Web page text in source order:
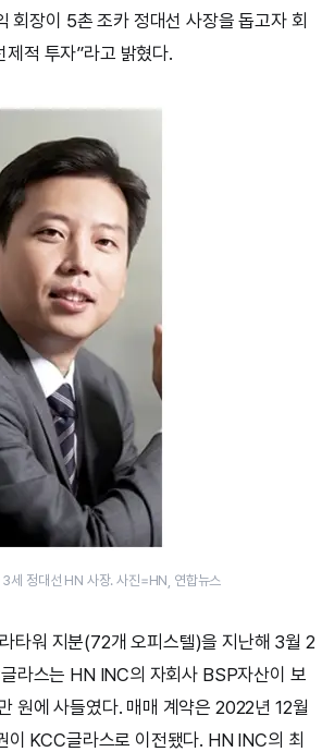
회장이 5촌 조카 정대선 사장을 돕고자 회
적 투자”라고 밝혔다.
세 정대선 HN 사장. 사진=HN, 연합뉴스
타워 지분(72개 오피스텔)을 지난해 3월 2
라스는 HN INC의 자회사 BSP자산이 보
원에 사들였다. 매매 계약은 2022년 12월
KCC글라스로 이전됐다. HN INC의 최